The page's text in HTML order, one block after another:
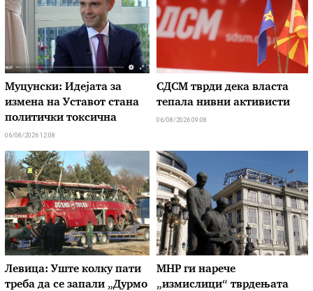
Муцунски: Идејата за
измена на Уставот стана
политички токсична
06/08/2026 12:08
СДСМ тврди дека власта
тепала нивни активисти
06/08/2026 09:08
Левица: Уште колку пати
треба да се запали „Дурмо
МНР ги нарече
„измислици“ тврдењата